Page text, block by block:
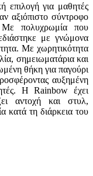
επιλογή για μαθητές
αξιόπιστο σύντροφο
Με πολυχρωμία που
με γνώμονα
Με χωρητικότητα
σημειωματάρια και
θήκη για παγούρι
αυξημένη
Η Rainbow έχει
αντοχή και στυλ,
κατά τη διάρκεια του